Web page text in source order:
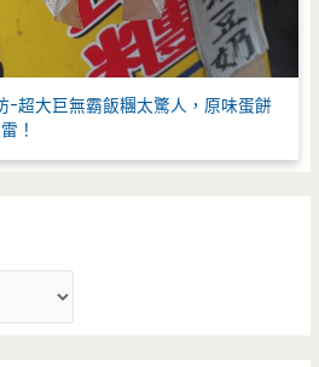
-超大巨無霸飯糰太驚人，原味蛋餅
！